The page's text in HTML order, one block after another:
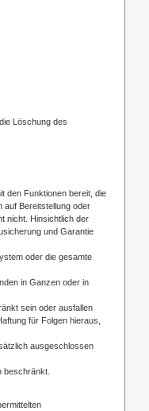
Löschung des
den Funktionen bereit, die
auf Bereitstellung oder
nicht. Hinsichtlich der
und Garantie
oder die gesamte
in Ganzen oder in
sein oder ausfallen
für Folgen hieraus,
ausgeschlossen
beschränkt.